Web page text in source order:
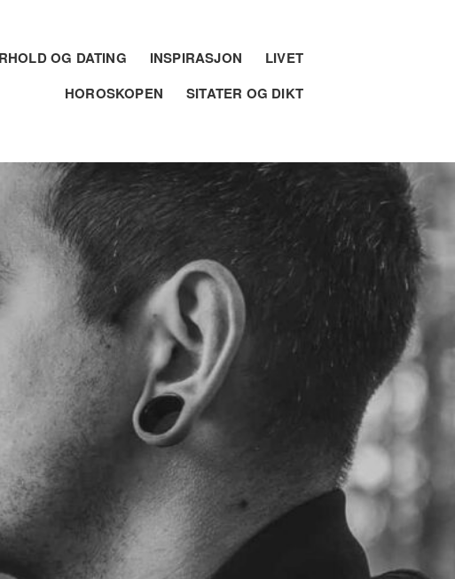
OG DATING INSPIRASJON
LIVET
HOROSKOPEN
SITATER OG DIKT